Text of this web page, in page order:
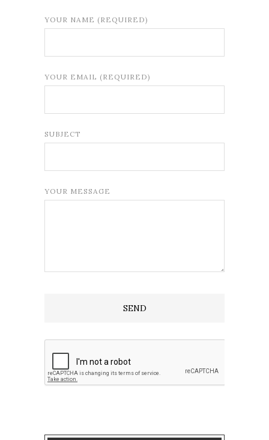
YOUR NAME (REQUIRED)
YOUR EMAIL (REQUIRED)
SUBJECT
YOUR MESSAGE